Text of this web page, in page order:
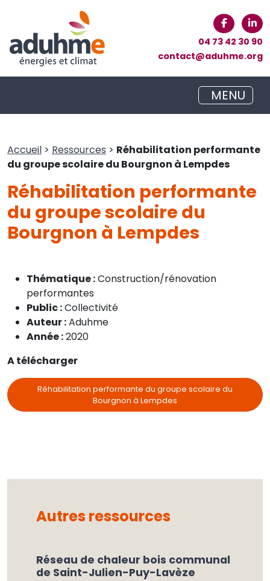
04 73 42 30 90
contact@aduhme.org
MENU
Accueil > Ressources > Réhabilitation performante
du groupe scolaire du Bourgnon à Lempdes
Réhabilitation performante
du groupe scolaire du
Bourgnon à Lempdes
Thématique :Construction/rénovation
performantes
Public :Collectivité
Auteur :Aduhme
Année :2020
A télécharger
Réhabilitation performante du groupe scolaire du
Bourgnon à Lempdes
Autres ressources
Réseau de chaleur bois communal
de Saint-Julien-Puy-Lavèze